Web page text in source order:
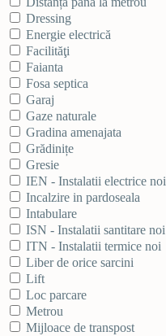
Dressing
Energie electrică
Facilităţi
Faianta
Fosa septica
Garaj
Gaze naturale
Gradina amenajata
Grădinițe
Gresie
IEN - Instalatii electrice noi
Incalzire in pardoseala
Intabulare
ISN - Instalatii santitare noi
ITN - Instalatii termice noi
Liber de orice sarcini
Lift
Loc parcare
Metrou
Mijloace de transpost